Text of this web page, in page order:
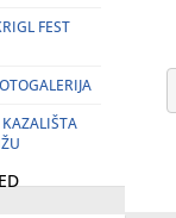
FEST
KAZALIŠTA